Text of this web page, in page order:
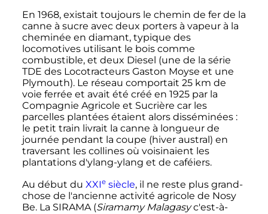
En 1968, existait toujours le chemin de fer de la
canne à sucre avec deux porters à vapeur à la
cheminée en diamant, typique des
locomotives utilisant le bois comme
combustible, et deux Diesel (une de la série
TDE des Locotracteurs Gaston Moyse et une
Plymouth). Le réseau comportait 25 km de
voie ferrée et avait été créé en 1925 par la
Compagnie Agricole et Sucrière car les
parcelles plantées étaient alors disséminées :
le petit train livrait la canne à longueur de
journée pendant la coupe (hiver austral) en
traversant les collines où voisinaient les
plantations d'ylang-ylang et de caféiers.
Au début du XXIesiècle, il ne reste plus grand-
chose de l'ancienne activité agricole de Nosy
Be. La SIRAMA (Siramamy Malagasyc'est-à-